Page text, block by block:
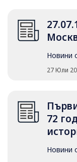
Новини
27 Юли
72
Новини